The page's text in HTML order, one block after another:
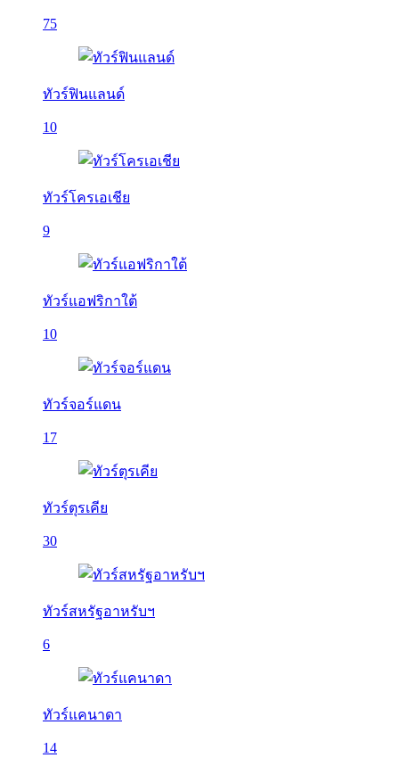
75
ทัวร์ฟินแลนด์
10
ทัวร์โครเอเชีย
9
ทัวร์แอฟริกาใต้
10
ทัวร์จอร์แดน
17
ทัวร์ตุรเคีย
30
ทัวร์สหรัฐอาหรับฯ
6
ทัวร์แคนาดา
14